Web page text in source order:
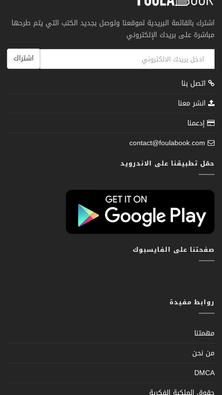
اشترك بالقائمة البريدية لموقعنا وتوصل بجديد الكتب التي يتم طرحها
مباشرة على بريدك الإلكتروني
اشتراك
اتصل بنا
انشر معنا
إدعمنا
contact@foulabook.com
حمّل تطبيقنا على الاندرويد
صفحتنا على الفايسبوك
روابط مفيدة
مهمتنا
من نحن
DMCA